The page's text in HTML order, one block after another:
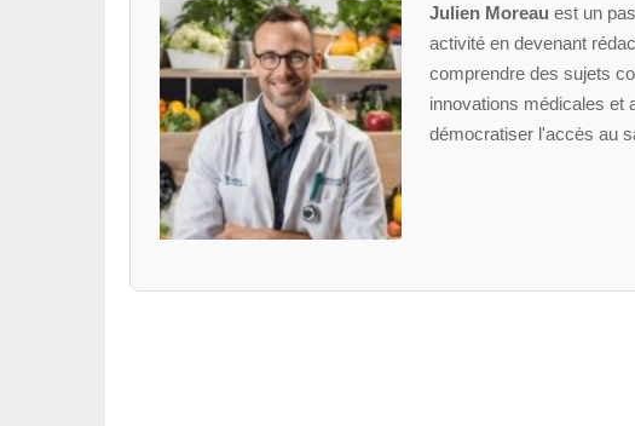
Julien Moreau est un
activité en devenant
comprendre des sujets
innovations médicales et
démocratiser l'accès au